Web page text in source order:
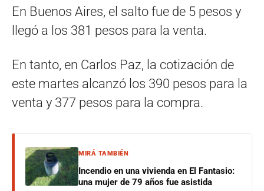
En Buenos Aires, el salto fue de 5 pesos y
llegó a los 381 pesos para la venta.
En tanto, en Carlos Paz, la cotización de
este martes alcanzó los 390 pesos para la
venta y 377 pesos para la compra.
MIRÁ TAMBIÉN
Incendio en una vivienda en El Fantasio:
una mujer de 79 años fue asistida